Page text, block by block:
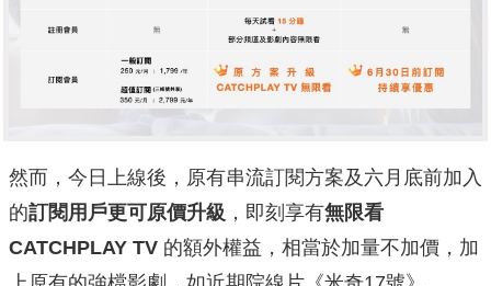
然而，今日上線後，原有串流訂閱方案及六月底前加入
的訂閱用戶更可原價升級 ，即刻享有無限看
CATCHPLAY TV 的額外權益，相當於加量不加價，加